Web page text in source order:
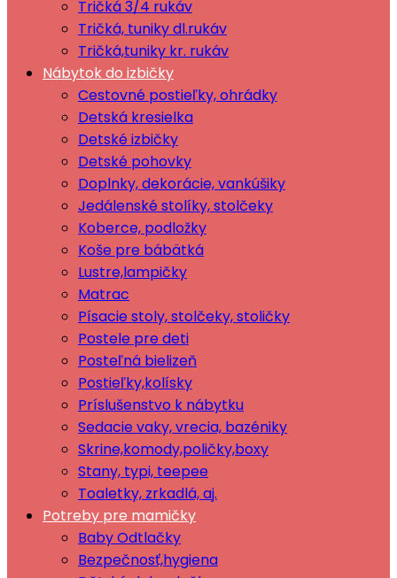
Tričká 3/4 rukáv
Tričká, tuniky dl.rukáv
Tričká,tuniky kr. rukáv
Nábytok do izbičky
Cestovné postieľky, ohrádky
Detská kresielka
Detské izbičky
Detské pohovky
Doplnky, dekorácie, vankúšiky
Jedálenské stolíky, stolčeky
Koberce, podložky
Koše pre bábätká
Lustre,lampičky
Matrac
Písacie stoly, stolčeky, stoličky
Postele pre deti
Posteľná bielizeň
Postieľky,kolísky
Príslušenstvo k nábytku
Sedacie vaky, vrecia, bazéniky
Skrine,komody,poličky,boxy
Stany, typi, teepee
Toaletky, zrkadlá, aj.
Potreby pre mamičky
Baby Odtlačky
Bezpečnosť,hygiena